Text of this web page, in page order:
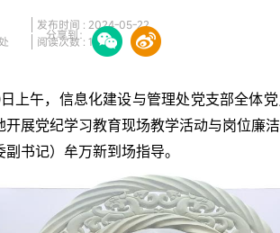
发布时间 : 2024-05-22
阅读次数 : 160
分享到：
午，信息化建设与管理处党支部全体党
开展党纪学习教育现场教学活动与岗位廉
书记）牟万新到场指导。